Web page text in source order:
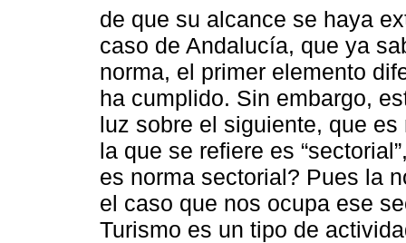
de que su alcance se haya
caso de Andalucía, que ya
norma, el primer elemento
ha cumplido. Sin embargo,
luz sobre el siguiente, que
la que se refiere es
es norma sectorial? Pues la
el caso que nos ocupa ese
Turismo es un tipo de